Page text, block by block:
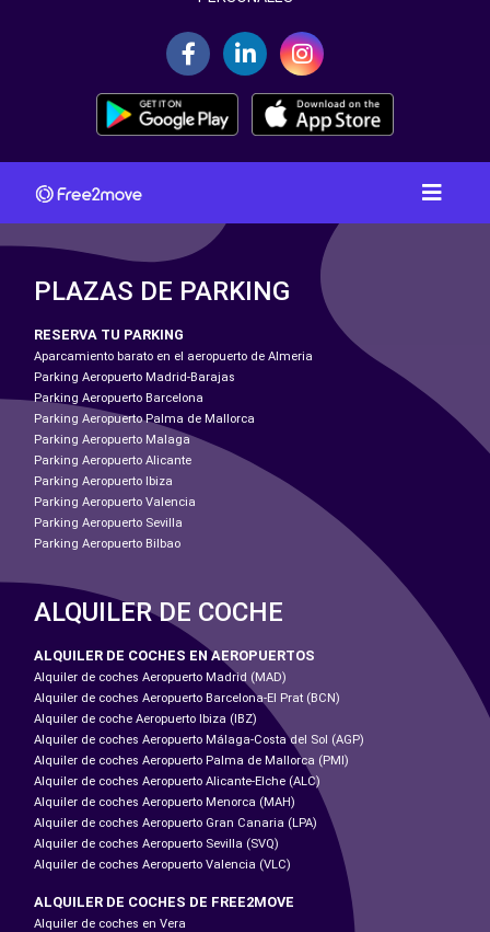
PLAZAS DE PARKING
RESERVA TU PARKING
Aparcamiento barato en el aeropuerto de Almeria
Parking Aeropuerto Madrid-Barajas
Parking Aeropuerto Barcelona
Parking Aeropuerto Palma de Mallorca
Parking Aeropuerto Malaga
Parking Aeropuerto Alicante
Parking Aeropuerto Ibiza
Parking Aeropuerto Valencia
Parking Aeropuerto Sevilla
Parking Aeropuerto Bilbao
ALQUILER DE COCHE
ALQUILER DE COCHES EN AEROPUERTOS
Alquiler de coches Aeropuerto Madrid (MAD)
Alquiler de coches Aeropuerto Barcelona-El Prat (BCN)
Alquiler de coche Aeropuerto Ibiza (IBZ)
Alquiler de coches Aeropuerto Málaga-Costa del Sol (AGP)
Alquiler de coches Aeropuerto Palma de Mallorca (PMI)
Alquiler de coches Aeropuerto Alicante-Elche (ALC)
Alquiler de coches Aeropuerto Menorca (MAH)
Alquiler de coches Aeropuerto Gran Canaria (LPA)
Alquiler de coches Aeropuerto Sevilla (SVQ)
Alquiler de coches Aeropuerto Valencia (VLC)
ALQUILER DE COCHES DE FREE2MOVE
Alquiler de coches en Vera